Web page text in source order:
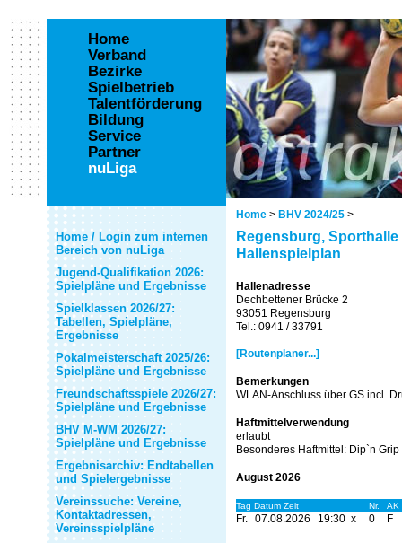
Home > BHV 2024/25 >
Home
Verband
Bezirke
Spielbetrieb
Talentförderung
Bildung
Service
Partner
nuLiga
Home / Login zum internen
Bereich von nuLiga
Jugend-Qualifikation 2026:
Spielpläne und Ergebnisse
Spielklassen 2026/27:
Tabellen, Spielpläne,
Ergebnisse
Pokalmeisterschaft 2025/26:
Spielpläne und Ergebnisse
Freundschaftsspiele 2026/27:
Spielpläne und Ergebnisse
BHV M-WM 2026/27:
Spielpläne und Ergebnisse
Ergebnisarchiv: Endtabellen
und Spielergebnisse
Vereinssuche: Vereine,
Kontaktadressen,
Vereinsspielpläne
Regensburg, Sporthalle
Hallenspielplan
Hallenadresse
Dechbettener Brücke 2
93051 Regensburg
Tel.: 0941 / 33791
[Routenplaner...]
Bemerkungen
WLAN-Anschluss über GS incl.
Haftmittelverwendung
erlaubt
Besonderes Haftmittel: Dip`n Grip
August 2026
Tag Datum Zeit Nr. AK
Fr. 07.08.2026 19:30 x 0 F